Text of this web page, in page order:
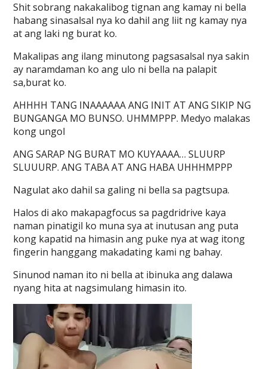
Shit sobrang nakakalibog tignan ang kamay ni bella
habang sinasalsal nya ko dahil ang liit ng kamay nya
at ang laki ng burat ko.
Makalipas ang ilang minutong pagsasalsal nya sakin
ay naramdaman ko ang ulo ni bella na palapit
sa,burat ko.
AHHHH TANG INAAAAAA ANG INIT AT ANG SIKIP NG
BUNGANGA MO BUNSO. UHMMPPP. Medyo malakas
kong ungol
ANG SARAP NG BURAT MO KUYAAAA… SLUURP
SLUUURP. ANG TABA AT ANG HABA UHHHMPPP
Nagulat ako dahil sa galing ni bella sa pagtsupa.
Halos di ako makapagfocus sa pagdridrive kaya
naman pinatigil ko muna sya at inutusan ang puta
kong kapatid na himasin ang puke nya at wag itong
fingerin hanggang makadating kami ng bahay.
Sinunod naman ito ni bella at ibinuka ang dalawa
nyang hita at nagsimulang himasin ito.